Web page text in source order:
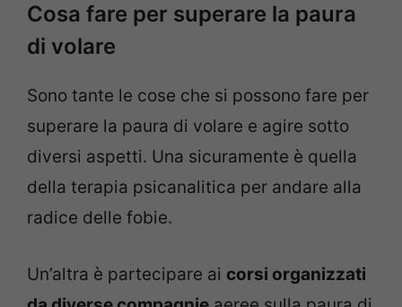
Cosa fare per superare la paura
di volare
Sono tante le cose che si possono fare per
superare la paura di volare e agire sotto
diversi aspetti. Una sicuramente è quella
della terapia psicanalitica per andare alla
radice delle fobie.
Un’altra è partecipare ai corsi organizzati